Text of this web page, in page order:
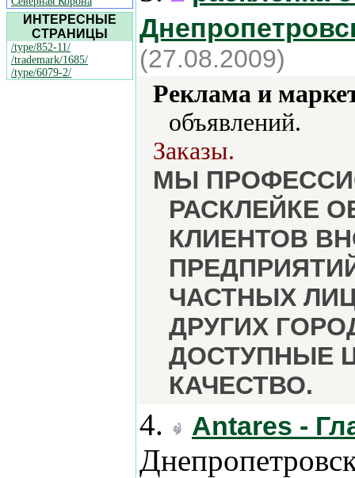
ИНТЕРЕСНЫЕ
СТРАНИЦЫ
/type/852-11/
/trademark/1685/
/type/6079-2/
(27.08.2009)
Реклама и
объявлений.
Заказы.
МЫ
РАСКЛЕЙКЕ
КЛИЕНТОВ
ЧАСТНЫХ
ДРУГИХ
ДОСТУПНЫЕ
КАЧЕСТВО.
4. Antares -